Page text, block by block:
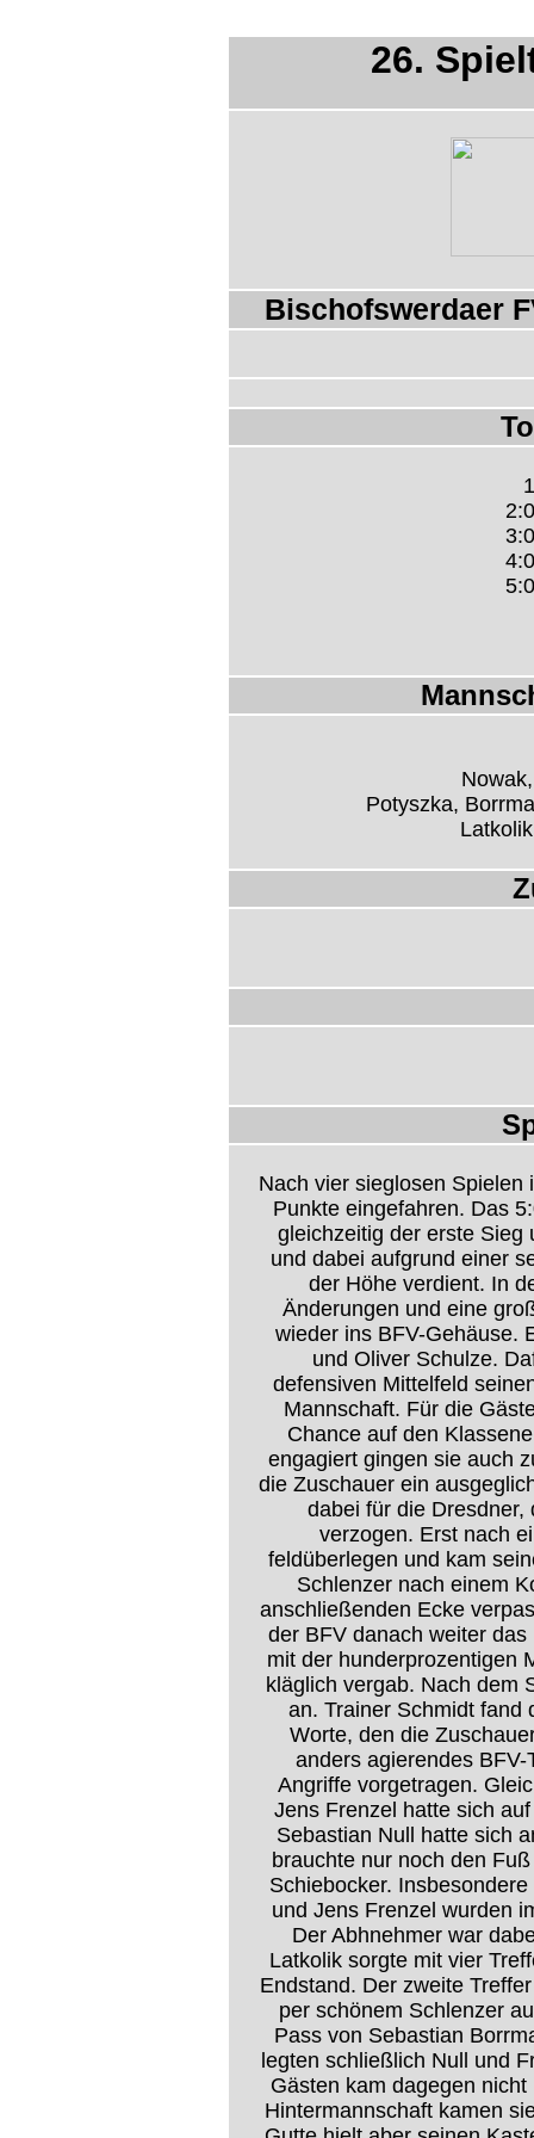
26.
Bischofswerdaer
Potyszka,
Nach vier sieglosen Spielen
Punkte eingefahren. Das
gleichzeitig der erste Sieg
und dabei aufgrund einer
der Höhe verdient. In
Änderungen und eine
wieder ins BFV-Gehäuse.
und Oliver Schulze.
defensiven Mittelfeld
Mannschaft. Für die
Chance auf den
engagiert gingen sie auch
die Zuschauer ein
dabei für die Dresdner,
verzogen. Erst nach
feldüberlegen und kam
Schlenzer nach einem
anschließenden Ecke
der BFV danach weiter
mit der hunderprozentigen
kläglich vergab. Nach dem
an. Trainer Schmidt fand
Worte, den die
anders agierendes
Angriffe vorgetragen.
Jens Frenzel hatte sich
Sebastian Null hatte sich
brauchte nur noch den
Schiebocker.
und Jens Frenzel wurden
Der Abhnehmer war
Latkolik sorgte mit vier
Endstand. Der zweite
per schönem Schlenzer
Pass von Sebastian
legten schließlich Null und
Gästen kam dagegen
Hintermannschaft kamen